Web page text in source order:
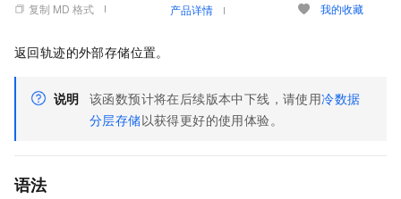
复制 MD 格式
产品详情 我的收藏
返回轨迹的外部存储位置。
说明 该函数预计将在后续版本中下线，请使用冷数据
分层存储以获得更好的使用体验。
语法